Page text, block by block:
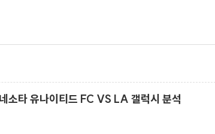
유나이티드 FC VS LA 갤럭시 분석